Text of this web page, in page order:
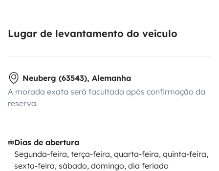
Lugar de levantamento do veículo
Neuberg (63543), Alemanha
A morada exata será facultada após confirmação da
reserva.
Dias de abertura
Segunda-feira, terça-feira, quarta-feira, quinta-feira,
sexta-feira, sábado, domingo, dia feriado